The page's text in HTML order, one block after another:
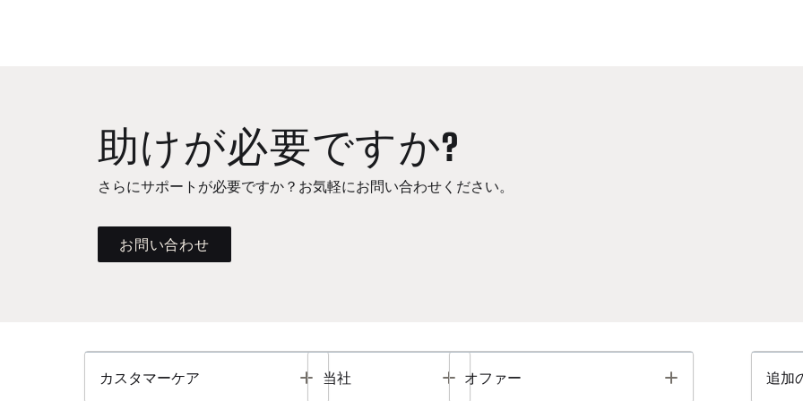
助けが必要ですか?
さらにサポートが必要ですか？お気軽にお問い合わせください。
お問い合わせ
カスタマーケア Toggle
当社 Toggle
オファー Toggle 追加